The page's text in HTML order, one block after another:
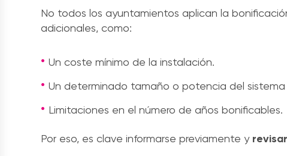
No todos los ayuntamientos aplican la
adicionales, como:
Un coste mínimo de la instalación.
Un determinado tamaño o potencia del sistema
Limitaciones en el número de años bonificables.
Por eso, es clave informarse previamente y